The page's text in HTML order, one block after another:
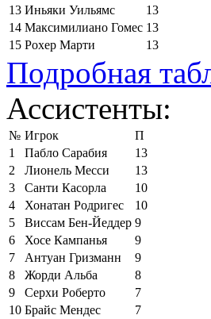
13 Иньяки Уильямс
13
14 Максимилиано Гомес 13
15 Рохер Марти 13
Подробная
Ассистенты:
№ Игрок
П
1
Пабло Сарабия
13
2
Лионель Месси
13
3
Санти Касорла
10
4
Хонатан Родригес
10
5
Виссам Бен-Йеддер 9
6
Хосе Кампанья
9
7
Антуан Гризманн
9
8
Жорди Альба
8
9
Серхи Роберто
7
10 Брайс Мендес
7